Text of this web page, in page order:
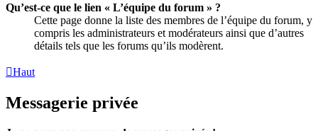
Qu’est-ce que le lien « L’équipe du forum » ?
Cette page donne la liste des membres de l’équipe du forum, y
compris les administrateurs et modérateurs ainsi que d’autres
détails tels que les forums qu’ils modèrent.
Haut
Messagerie privée